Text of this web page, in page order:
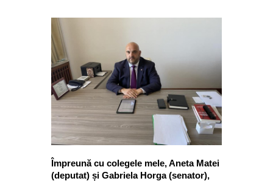
Împreună cu colegele mele, Aneta Matei
(deputat) și Gabriela Horga (senator),